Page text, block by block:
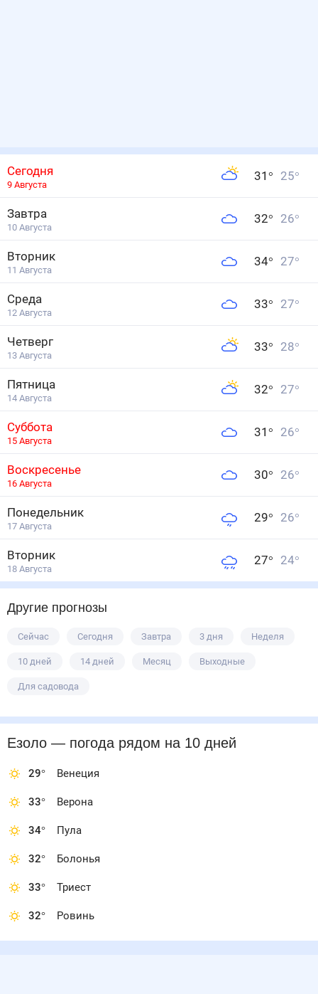
Сегодня
9 Августа
31 ° 25°
Завтра
10 Августа
32° 26°
Вторник
11 Августа
34° 27°
Среда
12 Августа
33° 27°
Четверг
13 Августа
33° 28°
Пятница
14 Августа
32° 27°
Суббота
15 Августа
31 ° 26°
Воскресенье
16 Августа
30° 26°
Понедельник
17 Августа
29° 26°
Вторник
18 Августа
27° 24°
Другие прогнозы
Сейчас Сегодня Завтра 3 дня Неделя
10 дней 14 дней Месяц Выходные
Для садовода
Езоло — погода рядомна 10 дней
29° Венеция
33° Верона
34° Пула
32° Болонья
33° Триест
32° Ровинь